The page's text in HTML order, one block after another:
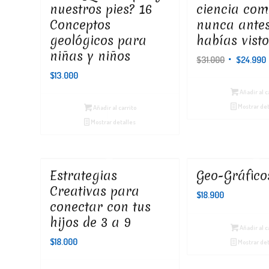
nuestros pies? 16
Conceptos
geológicos para
niñas y niños
$13.000
Añadir al carrito
Mostrar detalles
ciencia
nunca
habías visto
$31.000
era:
$31.000.
$24.990El
Añadir al
Mostrar
Estrategias
Creativas para
conectar con tus
hijos de 3 a 9
$18.000
Geo-
$18.900
Añadir al
Mostrar